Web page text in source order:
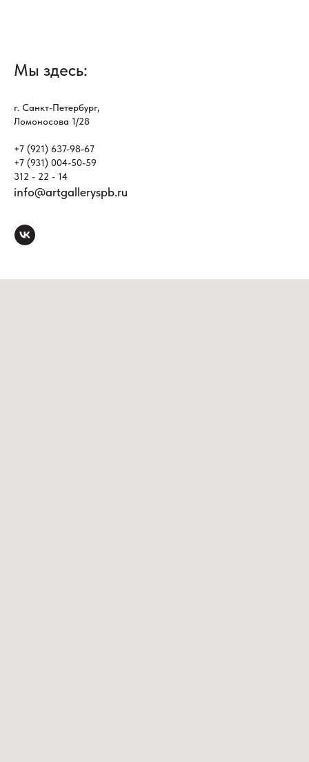
Мы здесь:
г. Санкт-Петербург,
Ломоносова 1/28
+7 (921) 637-98-67
+7 (931) 004-50-59
312 - 22 - 14
info@artgalleryspb.ru